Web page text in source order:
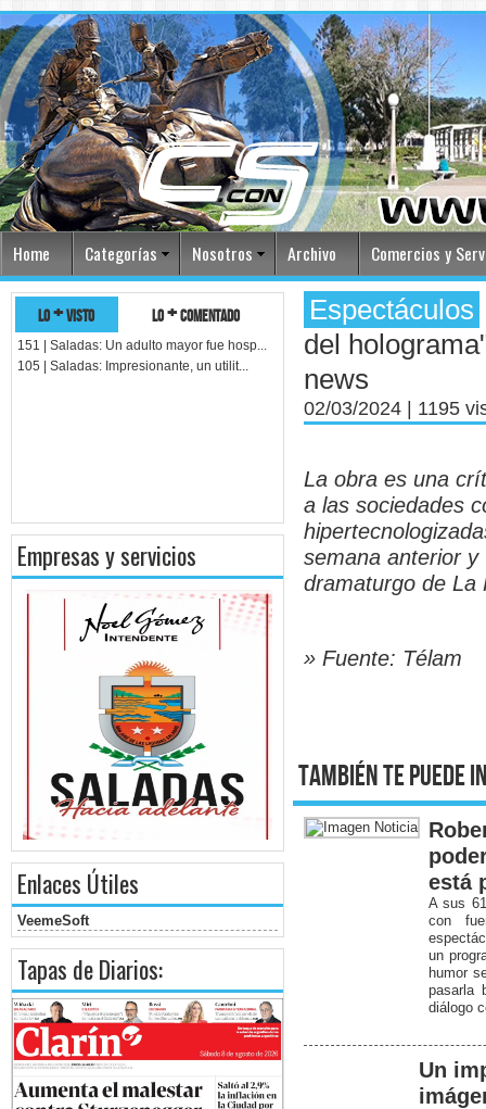
Home Categorías Nosotros Archivo Comercios y
lo + visto lo + comentado
151 | Saladas: Un adulto mayor fue hosp...
105 | Saladas: Impresionante, un utilit...
Empresas y servicios
Enlaces Útiles
VeemeSoft
Tapas de Diarios:
Espectáculos
del
news
02/03/2024 | 1195
La obra es una
a las sociedades
semana anterior y
dramaturgo de La
» Fuente: Télam
También te puede
está
A sus
con
un
humor
pasarla
diálogo
Un